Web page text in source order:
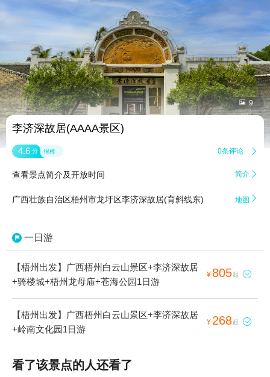
 9
李济深故居(AAAA景区)
4.6 分 很棒 0条评论 
查看景点简介及开放时间 简介 
广西壮族自治区梧州市龙圩区李济深故居(育斜线东) 地图 
一日游
【梧州出发】广西梧州白云山景区+李济深故居
+骑楼城+梧州龙母庙+苍海公园1日游
¥ 805起 
【梧州出发】广西梧州白云山景区+李济深故居
+岭南文化园1日游
¥ 268起 
看了该景点的人还看了
